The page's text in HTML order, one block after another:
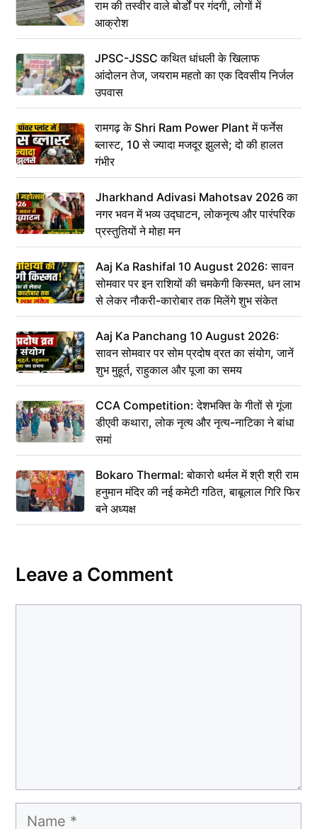
राम की तस्वीर वाले बोर्डों पर गंदगी, लोगों में
आक्रोश
JPSC-JSSC कथित धांधली के खिलाफ
आंदोलन तेज, जयराम महतो का एक दिवसीय निर्जल
उपवास
रामगढ़ के Shri Ram Power Plant में फर्नेस
ब्लास्ट, 10 से ज्यादा मजदूर झुलसे; दो की हालत
गंभीर
Jharkhand Adivasi Mahotsav 2026 का
नगर भवन में भव्य उद्घाटन, लोकनृत्य और पारंपरिक
प्रस्तुतियों ने मोहा मन
Aaj Ka Rashifal 10 August 2026: सावन
सोमवार पर इन राशियों की चमकेगी किस्मत, धन लाभ
से लेकर नौकरी-कारोबार तक मिलेंगे शुभ संकेत
Aaj Ka Panchang 10 August 2026:
सावन सोमवार पर सोम प्रदोष व्रत का संयोग, जानें
शुभ मुहूर्त, राहुकाल और पूजा का समय
CCA Competition: देशभक्ति के गीतों से गूंजा
डीएवी कथारा, लोक नृत्य और नृत्य-नाटिका ने बांधा
समां
Bokaro Thermal: बोकारो थर्मल में श्री श्री राम
हनुमान मंदिर की नई कमेटी गठित, बाबूलाल गिरि फिर
बने अध्यक्ष
Leave a Comment
Name